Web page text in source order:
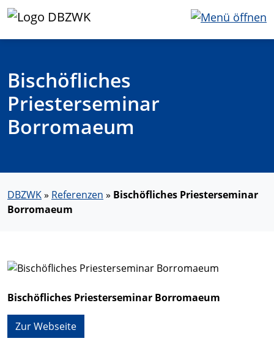
Bischöfliches
Priesterseminar
Borromaeum
DBZWK» Referenzen » Bischöfliches Priesterseminar
Borromaeum
Bischöfliches Priesterseminar Borromaeum
Zur Webseite